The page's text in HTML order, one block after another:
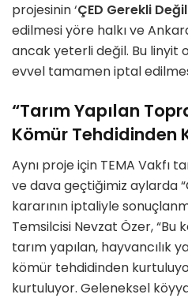
projesinin ‘ÇED Gerekli
edilmesi yöre halkı ve
ancak yeterli değil. Bu linyit
evvel tamamen iptal
“Tarım Yapılan
Kömür Tehdidinden
Aynı proje için TEMA Vakfı
ve dava geçtiğimiz aylarda
kararının iptaliyle
Temsilcisi Nevzat Özer, “Bu
tarım yapılan, hayvancılık
kömür tehdidinden
kurtuluyor. Geleneksel